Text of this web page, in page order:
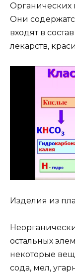
Органических
Они
входят в
лекарств,
Изделия из
остальных
некоторые
сода, мел,